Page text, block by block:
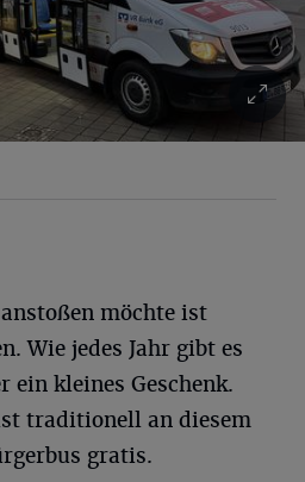
möchte ist
Wie jedes Jahr gibt es
ein kleines Geschenk.
traditionell an diesem
gratis.